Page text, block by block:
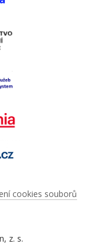
cookies souborů
z. s.